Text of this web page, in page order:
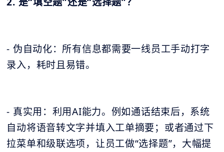
- 伪自动化：所有信息都需要一线员工手动打字
录入，耗时且易错。
- 真实用：利用AI能力。例如通话结束后，系统
自动将语音转文字并填入工单摘要；或者通过下
拉菜单和级联选项，让员工做“选择题”，大幅提